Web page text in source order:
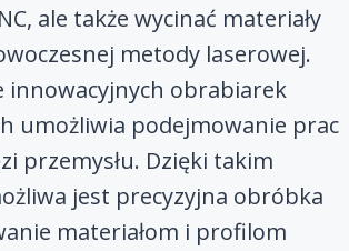
ale także wycinać materiały
metody laserowej.
innowacyjnych obrabiarek
umożliwia podejmowanie prac
przemysłu. Dzięki takim
jest precyzyjna obróbka
materiałom i profilom